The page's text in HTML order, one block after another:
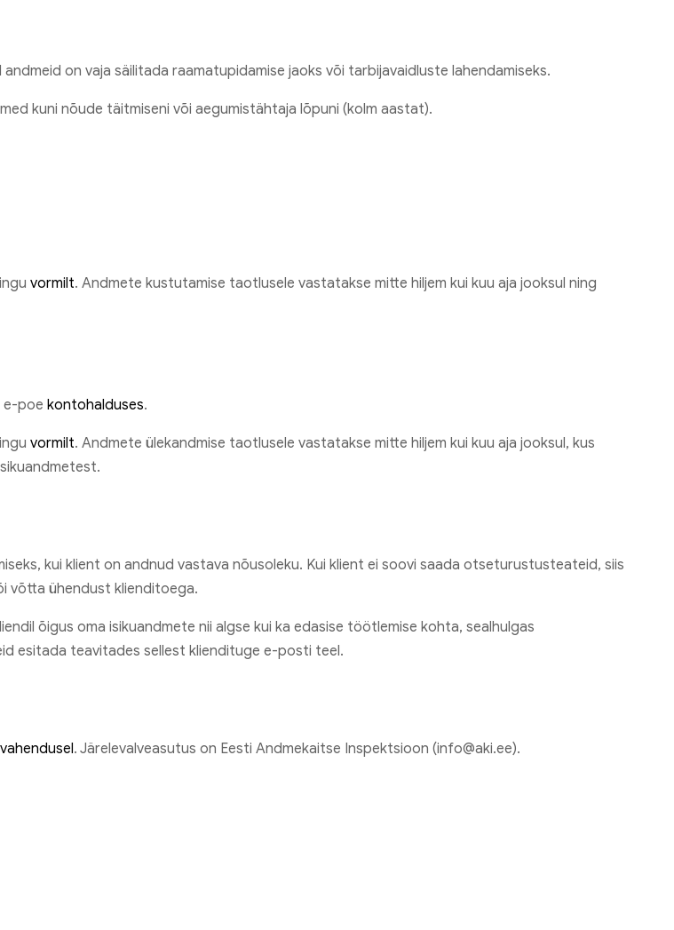
on vaja säilitada raamatupidamise jaoks või tarbijavaidluste lahendamiseks.
kuni nõude täitmiseni või aegumistähtaja lõpuni (kolm aastat).
vormilt. Andmete kustutamise taotlusele vastatakse mitte hiljem kui kuu aja jooksul ning
e-poe kontohalduses.
vormilt. Andmete ülekandmise taotlusele vastatakse mitte hiljem kui kuu aja jooksul, kus
kui klient on andnud vastava nõusoleku. Kui klient ei soovi saada otseturustusteateid, siis
võtta ühendust klienditoega.
õigus oma isikuandmete nii algse kui ka edasise töötlemise kohta, sealhulgas
esitada teavitades sellest kliendituge e-posti teel.
. Järelevalveasutus on Eesti Andmekaitse Inspektsioon (info@aki.ee).